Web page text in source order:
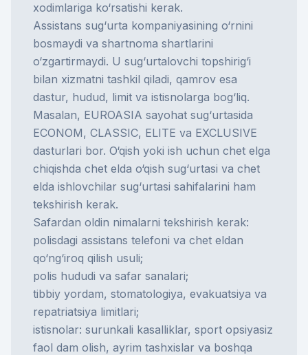
xodimlariga ko‘rsatishi kerak.
Assistans sug‘urta kompaniyasining o‘rnini
bosmaydi va shartnoma shartlarini
o‘zgartirmaydi. U sug‘urtalovchi topshirig‘i
bilan xizmatni tashkil qiladi, qamrov esa
dastur, hudud, limit va istisnolarga bog‘liq.
Masalan, EUROASIA sayohat sug‘urtasida
ECONOM, CLASSIC, ELITE va EXCLUSIVE
dasturlari bor. O‘qish yoki ish uchun chet elga
chiqishda chet elda o‘qish sug‘urtasi va chet
elda ishlovchilar sug‘urtasi sahifalarini ham
tekshirish kerak.
Safardan oldin nimalarni tekshirish kerak:
polisdagi assistans telefoni va chet eldan
qo‘ng‘iroq qilish usuli;
polis hududi va safar sanalari;
tibbiy yordam, stomatologiya, evakuatsiya va
repatriatsiya limitlari;
istisnolar: surunkali kasalliklar, sport opsiyasiz
faol dam olish, ayrim tashxislar va boshqa